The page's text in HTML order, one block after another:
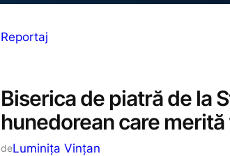
Reportaj
Biserica de piatră de la
hunedorean care
deLuminiţa Vinţan